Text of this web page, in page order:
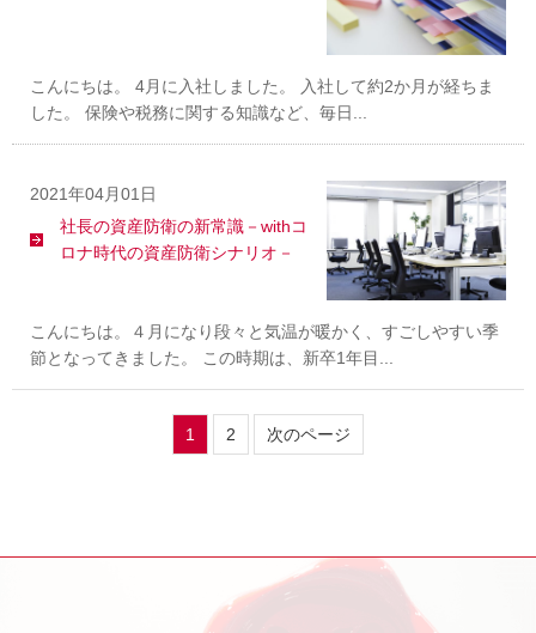
こんにちは。 4月に入社しました。 入社して約2か月が経ちま
した。 保険や税務に関する知識など、毎日...
2021年04月01日
社長の資産防衛の新常識－withコ
ロナ時代の資産防衛シナリオ－
こんにちは。４月になり段々と気温が暖かく、すごしやすい季
節となってきました。 この時期は、新卒1年目...
1 2 次のページ